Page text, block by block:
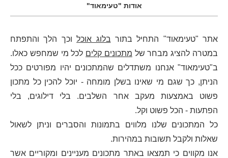
אודות "טעימאוד"
אתר "טעימאוד" התחיל בתור בלוג אוכלוכך הלך והתפתח
במטרה להציג מבחר של מתכונים קלים לכל מי שמחפש כאלו.
ב"טעימאוד" אנחנו משתדלים שהמתכונים יהיו מפורטים ככל
הניתן, כך שגם מי שאינו בשלן מומחה - יוכל להכין כל מתכון
פשוט באמצעות מעקב אחר השלבים. בלי דילוגים, בלי
הפתעות - הכל פשוט וקל.
כל המתכונים שלנו מלווים בתמונות והסברים וניתן לשאול
שאלות ולקבל תשובות במהירות.
אנו מקווים כי תמצאו באתר מתכונים מעניינים ומקוריים אשר